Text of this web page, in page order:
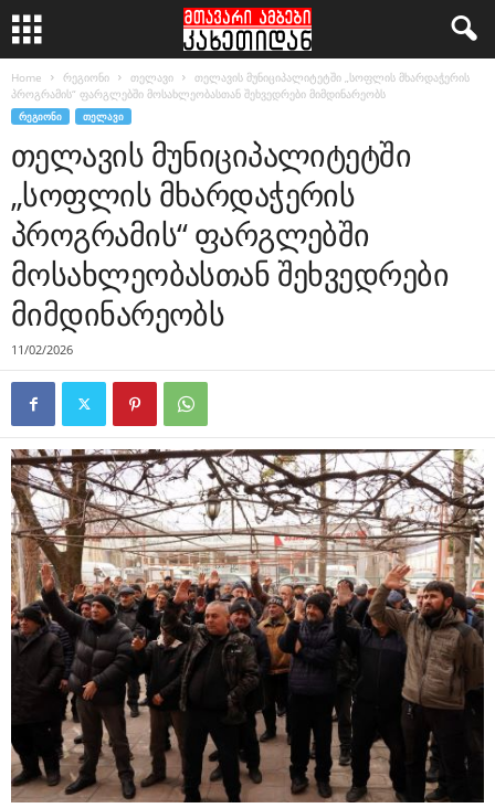
Home რეგიონი თელავი
თელავის მუნიციპალიტეტში „სოფლის მხარდაჭერის
პროგრამის“ ფარგლებში მოსახლეობასთან შეხვედრები მიმდინარეობს
ᲠᲔᲒᲘᲝᲜᲘ ᲗᲔᲚᲐᲕᲘ
თელავის მუნიციპალიტეტში
„სოფლის მხარდაჭერის
პროგრამის“ ფარგლებში
მოსახლეობასთან შეხვედრები
მიმდინარეობს
11/02/2026